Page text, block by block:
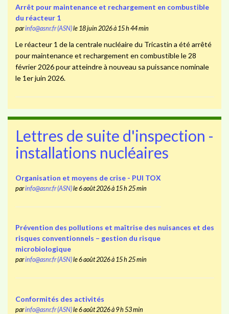
Arrêt pour maintenance et rechargement en combustible
du réacteur 1
parinfo@asnr.fr (ASN)le 18 juin 2026 à 15 h 44 min
Le réacteur 1 de la centrale nucléaire du Tricastin a été arrêté
pour maintenance et rechargement en combustible le 28
février 2026 pour atteindre à nouveau sa puissance nominale
le 1er juin 2026.
Lettres de suite d'inspection -
installations nucléaires
Organisation et moyens de crise - PUI TOX
parinfo@asnr.fr (ASN)le 6 août 2026 à 15 h 25 min
Prévention des pollutions et maîtrise des nuisances et des
risques conventionnels – gestion du risque
microbiologique
parinfo@asnr.fr (ASN)le 6 août 2026 à 15 h 25 min
Conformités des activités
parinfo@asnr.fr (ASN)le 6 août 2026 à 9 h 53 min